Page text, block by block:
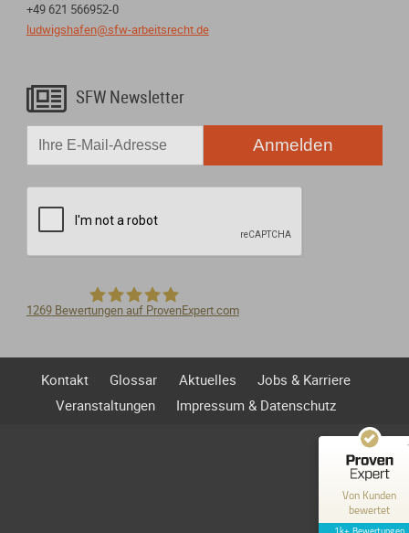
+49 621 566952-0
ludwigshafen@sfw-arbeitsrecht.de
 SFW Newsletter
Anmelden
1269Bewertungen auf ProvenExpert.com
Kontakt Glossar Aktuelles
Jobs & Karriere
Veranstaltungen
Impressum & Datenschutz
Von Kunden
bewertet
1k+ Bewertungen
100%
Empfehlungen auf
SEHR GUT
76
Bewertungen auf
ProvenExpert.com